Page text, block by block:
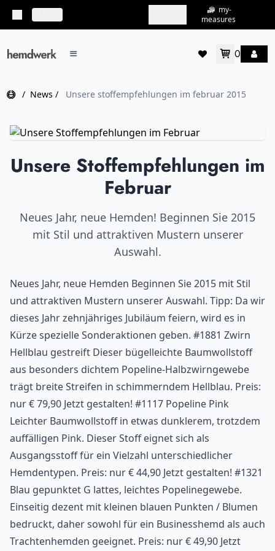
my-
measures
mainMenu.menu 0
Home
/ News / Unsere stoffempfehlungen im februar 2015
Unsere Stoffempfehlungen im
Februar
Neues Jahr, neue Hemden! Beginnen Sie 2015
mit Stil und attraktiven Mustern unserer
Auswahl.
Neues Jahr, neue Hemden Beginnen Sie 2015 mit Stil
und attraktiven Mustern unserer Auswahl. Tipp: Da wir
dieses Jahr zehnjähriges Jubiläum feiern, wird es in
Kürze spezielle Sonderaktionen geben. #1881 Zwirn
Hellblau gestreift Dieser bügelleichte Baumwollstoff
aus besonders dichtem Popeline-Halbzwirngewebe
trägt breite Streifen in schimmerndem Hellblau. Preis:
nur € 79,90 Jetzt gestalten! #1117 Popeline Pink
Leichter Baumwollstoff in etwas dunklerem, trotzdem
auffälligen Pink. Dieser Stoff eignet sich als
Ausgangsstoff für ein Vielzahl unterschiedlicher
Hemdentypen. Preis: nur € 44,90 Jetzt gestalten! #1321
Blau gepunktet G lattes, leichtes Popelinegewebe.
Einseitig dezent mit kleinen blauen Punkten / Blumen
bedruckt, daher sowohl für ein Businesshemd als auch
Trachtenhemden geeignet. Preis: nur € 49,90 Jetzt